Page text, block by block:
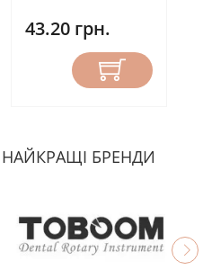
43.20 грн.
БРЕНДИ